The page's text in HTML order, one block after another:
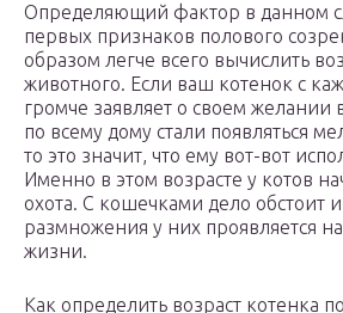
Определяющий фактор в данном
первых признаков полового
образом легче всего вычислить
животного. Если ваш котенок с
громче заявляет о своем желании
по всему дому стали появляться
то это значит, что ему вот-вот
Именно в этом возрасте у котов
охота. С кошечками дело обстоит
размножения у них проявляется
жизни.
Как определить возраст котенка